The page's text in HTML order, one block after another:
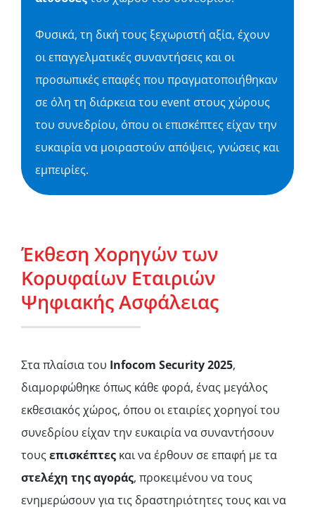
Φυσικά, τη δική τους ξεχωριστή αξία, έχουν
οι επαγγελματικές συναντήσεις και οι
προσωπικές επαφές που πραγματοποιήθηκαν
σε όλη τη διάρκεια του event στους χώρους
του συνεδρίου, όπου οι επισκέπτες είχαν την
ευκαιρία να μοιραστούν απόψεις, γνώσεις και
εμπειρίες.
Έκθεση Χορηγών των
Κορυφαίων Εταιριών
Ψηφιακής Ασφάλειας
Στα πλαίσια του Infocom Security 2025,
διαμορφώθηκε όπως κάθε φορά, ένας μεγάλος
εκθεσιακός χώρος, όπου οι εταιρίες χορηγοί του
συνεδρίου είχαν την ευκαιρία να συναντήσουν
τουςεπισκέπτες και να έρθουν σε επαφή με τα
στελέχη της αγοράς, προκειμένου να τους
ενημερώσουν για τις δραστηριότητες τους και να